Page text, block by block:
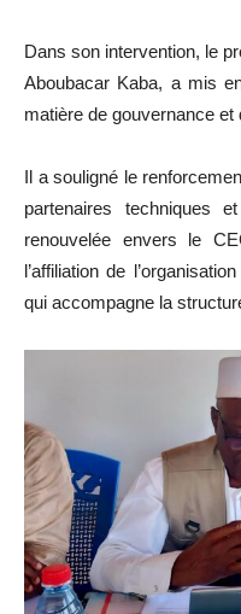
Dans son intervention, le
Aboubacar Kaba, a mis
matière de gouvernance
Il a souligné le
partenaires techniques
renouvelée envers le
l’affiliation de
qui accompagne la